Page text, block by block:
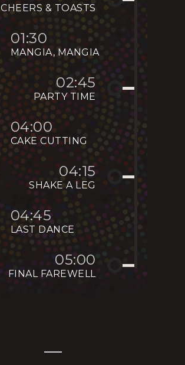
CHEERS & TOASTS
01:30
MANGIA, MANGIA
02:45
PARTY TIME
04:00
CAKE CUTTING
04:15
SHAKE A LEG
04:45
LAST DANCE
05:00
FINAL FAREWELL